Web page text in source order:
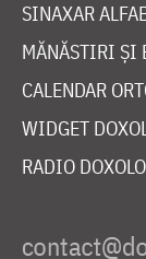
SINAXAR
MĂNĂSTIRI ȘI
CALENDAR
WIDGET
RADIO